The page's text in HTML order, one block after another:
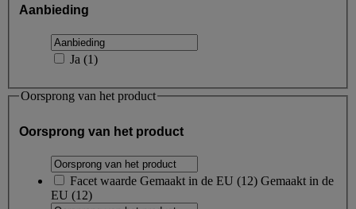
Aanbieding
Ja (1)
Oorsprong van het product
Oorsprong van het product
Facet waarde Gemaakt in de EU (12) Gemaakt in de
EU (12)